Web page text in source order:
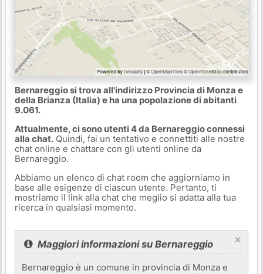
Bernareggio si trova all'indirizzo Provincia di Monza e
della Brianza (Italia) e ha una popolazione di abitanti
9.061.
Attualmente, ci sono utenti 4 da Bernareggio connessi
alla chat.Quindi, fai un tentativo e connettiti alle nostre
chat online e chattare con gli utenti online da
Bernareggio.
Abbiamo un elenco di chat room che aggiorniamo in
base alle esigenze di ciascun utente. Pertanto, ti
mostriamo il link alla chat che meglio si adatta alla tua
ricerca in qualsiasi momento.
×
Maggiori informazioni su Bernareggio
Bernareggio è un comune in provincia di Monza e